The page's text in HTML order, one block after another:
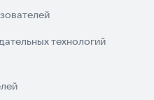
технологий